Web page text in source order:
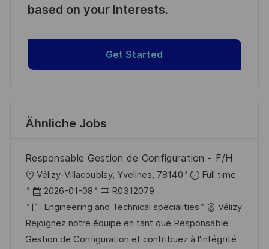
based on your interests.
Get Started
Ähnliche Jobs
Responsable Gestion de Configuration - F/H
O
r
t
Vélizy-Villacoublay, Yvelines, 78140
Full time
D
a
t
u
2026-01-08
J
o
b
-
R0312079
K
a
t
Engineering and Technical specialities
Vélizy
Rejoignez notre équipe en tant que Responsable
Gestion de Configuration et contribuez à l'intégrité